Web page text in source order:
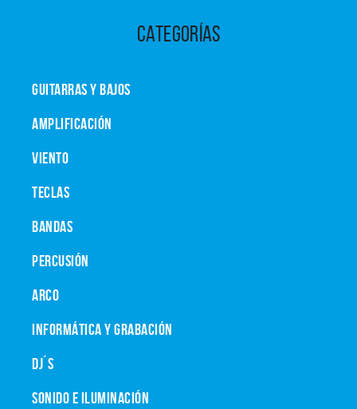
CATEGORÍAS
GUITARRAS Y BAJOS
AMPLIFICACIÓN
VIENTO
TECLAS
BANDAS
PERCUSIÓN
ARCO
INFORMÁTICA Y GRABACIÓN
DJ´S
SONIDO E ILUMINACIÓN